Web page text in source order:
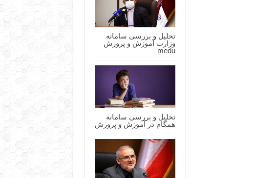
تحلیل و بررسی سامانه
وزارت آموزش و پرورش
medu
تحلیل و بررسی سامانه
همگام در آموزش و پرورش